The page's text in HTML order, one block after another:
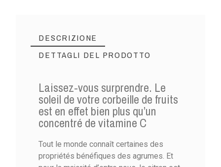
DESCRIZIONE
DETTAGLI DEL PRODOTTO
Laissez-vous surprendre. Le
soleil de votre corbeille de fruits
est en effet bien plus qu’un
concentré de vitamine C
Tout le monde connaît certaines des
propriétés bénéfiques des agrumes. Et